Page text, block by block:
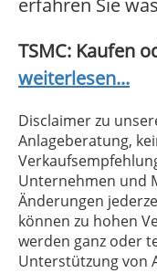
erfahren Sie
TSMC: Kaufen
weiterlesen...
Disclaimer zu
Anlageberatung,
Unternehmen und
Änderungen
können zu hohen
werden ganz oder
Unterstützung von